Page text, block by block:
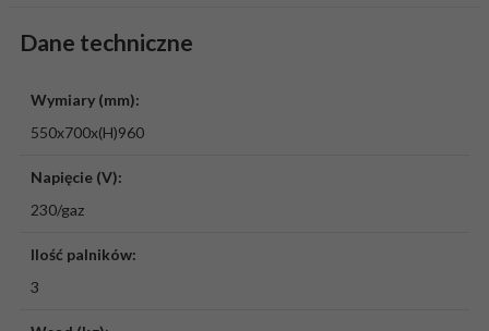
Dane techniczne
Wymiary (mm):
550x700x(H)960
Napięcie (V):
230/gaz
Ilość palników:
3